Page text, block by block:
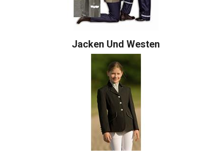
Jacken Und Westen